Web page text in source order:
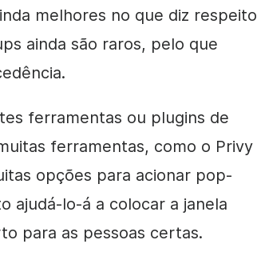
melhores no que diz respeito
ainda são raros, pelo que
ferramentas ou plugins de
ferramentas, como o Privy
opções para acionar pop-
ajudá-lo-á a colocar a janela
para as pessoas certas.